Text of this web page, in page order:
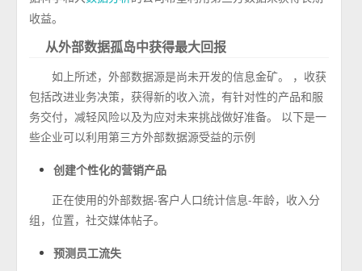
收益。
从外部数据孤岛中获得最大回报
如上所述，外部数据源是尚未开发的信息金矿。 ，收获
包括改进业务决策，获得新的收入流，有针对性的产品和服
务交付，减轻风险以及为应对未来挑战做好准备。 以下是一
些企业可以利用第三方外部数据源受益的示例
创建个性化的营销产品
正在使用的外部数据-客户人口统计信息-年龄，收入分
组，位置，社交媒体帖子。
预测员工流失